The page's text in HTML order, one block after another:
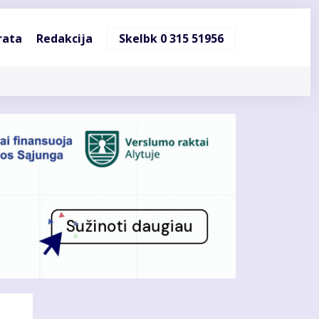
Redakcija Skelbk 0 315 51956